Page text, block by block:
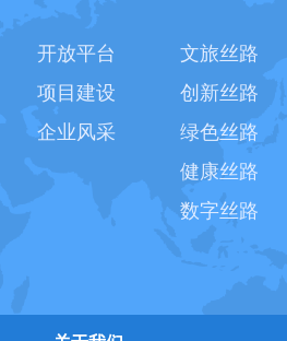
开放平台
项目建设
企业风采
文旅丝路
创新丝路
绿色丝路
健康丝路
数字丝路